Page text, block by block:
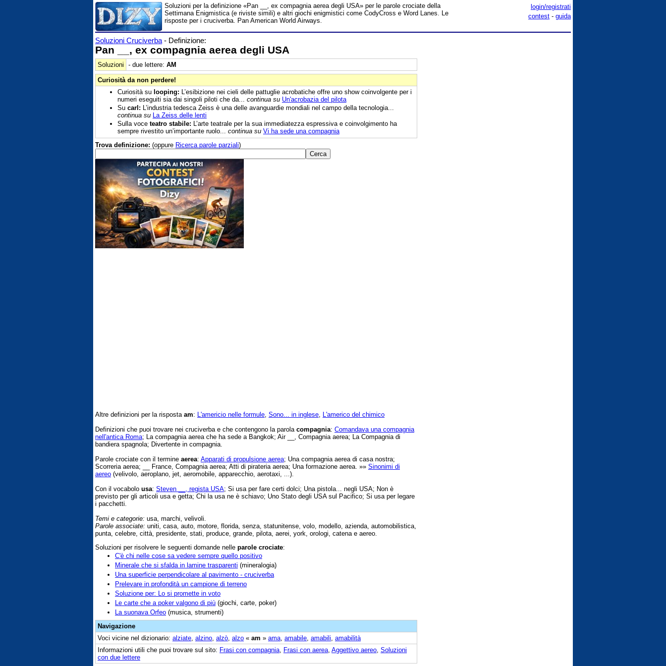
login/registrati
contest - guida
Soluzioni per la definizione «Pan __, ex compagnia aerea degli USA» per le parole crociate della
Settimana Enigmistica (e riviste simili) e altri giochi enigmistici come CodyCross e Word Lanes. Le
risposte per i cruciverba. Pan American World Airways.
Soluzioni Cruciverba - Definizione:
Pan __, ex compagnia aerea degli USA
Soluzioni - due lettere: AM
Curiosità da non perdere!
Curiosità su looping: L’esibizione nei cieli delle pattuglie acrobatiche offre uno show coinvolgente per i
numeri eseguiti sia dai singoli piloti che da... continua su Un'acrobazia del pilota
Su carl: L’industria tedesca Zeiss è una delle avanguardie mondiali nel campo della tecnologia...
continua su La Zeiss delle lenti
Sulla voce teatro stabile: L’arte teatrale per la sua immediatezza espressiva e coinvolgimento ha
sempre rivestito un’importante ruolo... continua su Vi ha sede una compagnia
Trova definizione: (oppure Ricerca parole parziali)
Altre definizioni per la risposta am: L'americio nelle formule Sono... in inglese L'americo del chimico
Definizioni che puoi trovare nei cruciverba e che contengono la parola compagnia: Comandava una compagnia
nell'antica Roma; La compagnia aerea che ha sede a Bangkok; Air __, Compagnia aerea; La Compagnia di
bandiera spagnola; Divertente in compagnia.
Parole crociate con il termine aerea: Apparati di propulsione aerea; Una compagnia aerea di casa nostra;
Scorreria aerea; __ France, Compagnia aerea; Atti di pirateria aerea; Una formazione aerea. »» Sinonimi di
aereo (velivolo, aeroplano, jet, aeromobile, apparecchio, aerotaxi, ...).
Con il vocabolo usa: Steven __, regista USA; Si usa per fare certi dolci; Una pistola... negli USA; Non è
previsto per gli articoli usa e getta; Chi la usa ne è schiavo; Uno Stato degli USA sul Pacifico; Si usa per legare
i pacchetti.
Temi e categorie: usa, marchi, velivoli.
Parole associate: uniti, casa, auto, motore, florida, senza, statunitense, volo, modello, azienda, automobilistica,
punta, celebre, città, presidente, stati, produce, grande, pilota, aerei, york, orologi, catena e aereo.
Soluzioni per risolvere le seguenti domande nelle parole crociate:
C'è chi nelle cose sa vedere sempre quello positivo
Minerale che si sfalda in lamine trasparenti (mineralogia)
Una superficie perpendicolare al pavimento - cruciverba
Prelevare in profondità un campione di terreno
Soluzione per: Lo si promette in voto
Le carte che a poker valgono di più (giochi, carte, poker)
La suonava Orfeo (musica, strumenti)
Navigazione
Voci vicine nel dizionario: alziate alzino alzò alzo « am » ama amabile amabili amabilità
Informazioni utili che puoi trovare sul sito: Frasi con compagnia Frasi con aerea Aggettivo aereo Soluzioni
con due lettere